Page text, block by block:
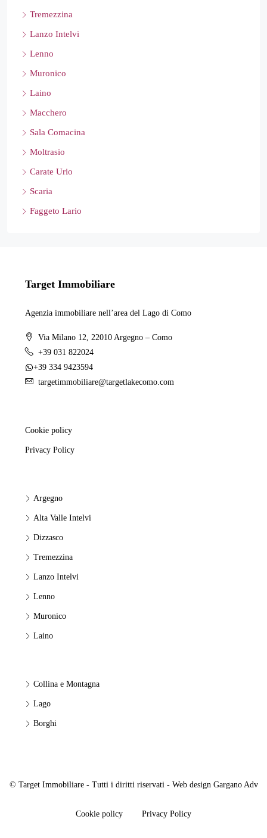
Tremezzina
Lanzo Intelvi
Lenno
Muronico
Laino
Macchero
Sala Comacina
Moltrasio
Carate Urio
Scaria
Faggeto Lario
Target Immobiliare
Agenzia immobiliare nell’area del Lago di Como
Via Milano 12, 22010 Argegno – Como
+39 031 822024
+39 334 9423594
targetimmobiliare@targetlakecomo.com
Cookie policy
Privacy Policy
Argegno
Alta Valle Intelvi
Dizzasco
Tremezzina
Lanzo Intelvi
Lenno
Muronico
Laino
Collina e Montagna
Lago
Borghi
© Target Immobiliare - Tutti i diritti riservati - Web design Gargano Adv
Cookie policy Privacy Policy